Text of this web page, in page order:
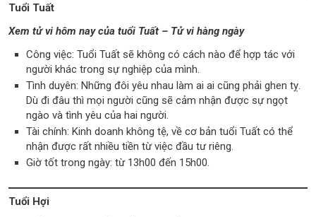
Tuổi Tuất
Xem tử vi hôm nay của tuổi Tuất – Tử vi hàng ngày
Công việc: Tuổi Tuất sẽ không có cách nào để hợp tác với
người khác trong sự nghiệp của mình.
Tình duyên: Những đôi yêu nhau làm ai ai cũng phải ghen tỵ.
Dù đi đâu thì mọi người cũng sẽ cảm nhận được sự ngọt
ngào và tình yêu của hai người.
Tài chính: Kinh doanh không tệ, về cơ bản tuổi Tuất có thể
nhận được rất nhiều tiền từ việc đầu tư riêng.
Giờ tốt trong ngày: từ 13h00 đến 15h00.
Tuổi Hợi